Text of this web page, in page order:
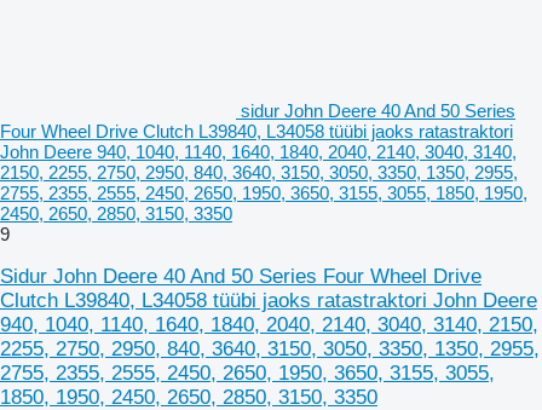
sidur John Deere 40 And 50 Series
Four Wheel Drive Clutch L39840, L34058 tüübi jaoks ratastraktori
John Deere 940, 1040, 1140, 1640, 1840, 2040, 2140, 3040, 3140,
2150, 2255, 2750, 2950, 840, 3640, 3150, 3050, 3350, 1350, 2955,
2755, 2355, 2555, 2450, 2650, 1950, 3650, 3155, 3055, 1850, 1950,
2450, 2650, 2850, 3150, 3350
9
Sidur John Deere 40 And 50 Series Four Wheel Drive
Clutch L39840, L34058 tüübi jaoks ratastraktori John Deere
940, 1040, 1140, 1640, 1840, 2040, 2140, 3040, 3140, 2150,
2255, 2750, 2950, 840, 3640, 3150, 3050, 3350, 1350, 2955,
2755, 2355, 2555, 2450, 2650, 1950, 3650, 3155, 3055,
1850, 1950, 2450, 2650, 2850, 3150, 3350